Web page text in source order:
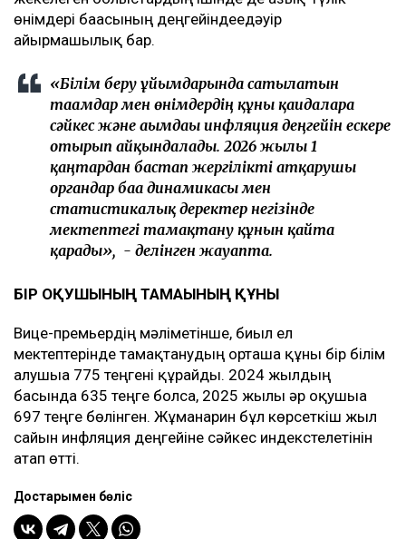
өнімдері бағасының деңгейіндеедәуір
айырмашылық бар.
«Білім беру ұйымдарында сатылатын
тағамдар мен өнімдердің құны қағидаларға
сәйкес және ағымдағы инфляция деңгейін ескере
отырып айқындалады. 2026 жылғы 1
қаңтардан бастап жергілікті атқарушы
органдар баға динамикасы мен
статистикалық деректер негізінде
мектептегі тамақтану құнын қайта
қарады», - делінген жауапта.
БІР ОҚУШЫНЫҢ ТАМАҒЫНЫҢ ҚҰНЫ
Вице-премьердің мәліметінше, биыл ел
мектептерінде тамақтанудың орташа құны бір білім
алушыға 775 теңгені құрайды. 2024 жылдың
басында 635 теңге болса, 2025 жылы әр оқушыға
697 теңге бөлінген. Жұманғарин бұл көрсеткіш жыл
сайын инфляция деңгейіне сәйкес индекстелетінін
атап өтті.
Достарыңмен бөліс